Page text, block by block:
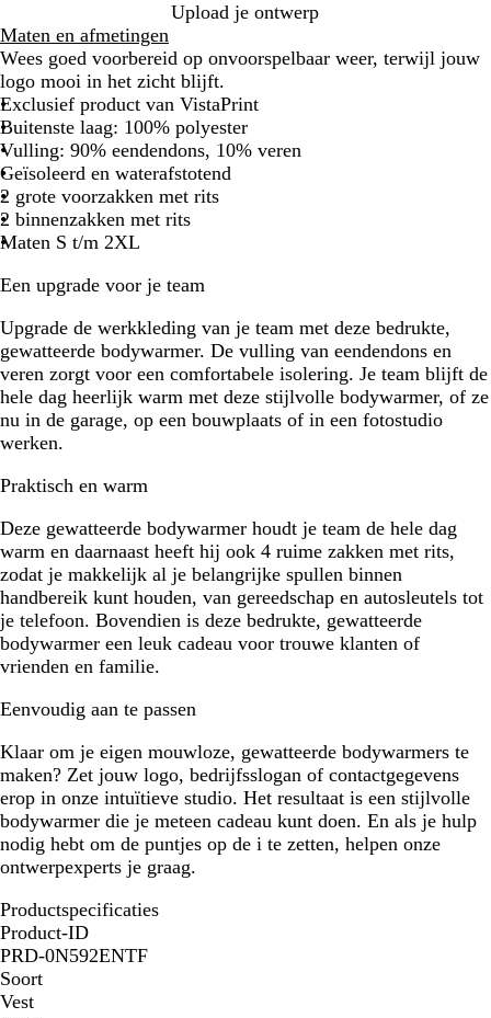
u
w
j
s
n
Upload je ontwerp
Maten en afmetingen
Wees goed voorbereid op onvoorspelbaar weer, terwijl jouw
logo mooi in het zicht blijft.
Exclusief product van VistaPrint
Buitenste laag: 100% polyester
Vulling: 90% eendendons, 10% veren
Geïsoleerd en waterafstotend
2 grote voorzakken met rits
2 binnenzakken met rits
Maten S t/m 2XL
Een upgrade voor je team
Upgrade de werkkleding van je team met deze bedrukte,
gewatteerde bodywarmer. De vulling van eendendons en
veren zorgt voor een comfortabele isolering. Je team blijft de
hele dag heerlijk warm met deze stijlvolle bodywarmer, of ze
nu in de garage, op een bouwplaats of in een fotostudio
werken.
Praktisch en warm
Deze gewatteerde bodywarmer houdt je team de hele dag
warm en daarnaast heeft hij ook 4 ruime zakken met rits,
zodat je makkelijk al je belangrijke spullen binnen
handbereik kunt houden, van gereedschap en autosleutels tot
je telefoon. Bovendien is deze bedrukte, gewatteerde
bodywarmer een leuk cadeau voor trouwe klanten of
vrienden en familie.
Eenvoudig aan te passen
Klaar om je eigen mouwloze, gewatteerde bodywarmers te
maken? Zet jouw logo, bedrijfsslogan of contactgegevens
erop in onze intuïtieve studio. Het resultaat is een stijlvolle
bodywarmer die je meteen cadeau kunt doen. En als je hulp
nodig hebt om de puntjes op de i te zetten, helpen onze
ontwerpexperts je graag.
Productspecificaties
Product-ID
PRD-0N592ENTF
Soort
Vest